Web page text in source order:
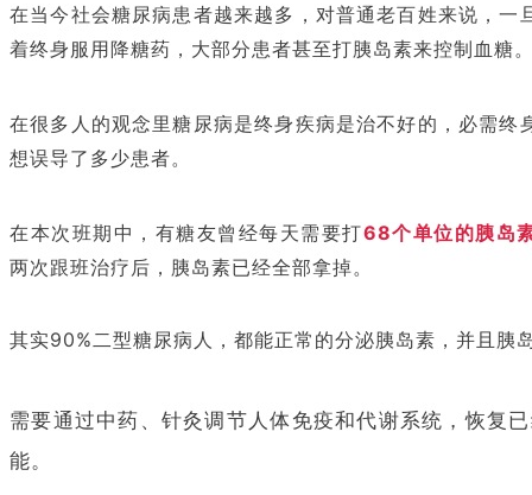
在当今社会糖尿病患者越来越多，对普通老百姓来说，一
着终身服用降糖药，大部分患者甚至打胰岛素来控制血糖
在很多人的观念里糖尿病是终身疾病是治不好的，必需终
想误导了多少患者。
在本次班期中，有糖友曾经每天需要打68个单位的胰岛
两次跟班治疗后，胰岛素已经全部拿掉。
其实90%二型糖尿病人，都能正常的分泌胰岛素，并且胰
需要通过中药、针灸调节人体免疫和代谢系统，恢复
能。